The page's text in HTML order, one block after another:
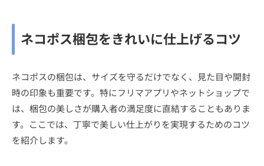
ネコポス梱包をきれいに仕上げるコツ
ネコポスの梱包は、サイズを守るだけでなく、見た目や開封
時の印象も重要です。特にフリマアプリやネットショップで
は、梱包の美しさが購入者の満足度に直結することもありま
す。ここでは、丁寧で美しい仕上がりを実現するためのコツ
を紹介します。